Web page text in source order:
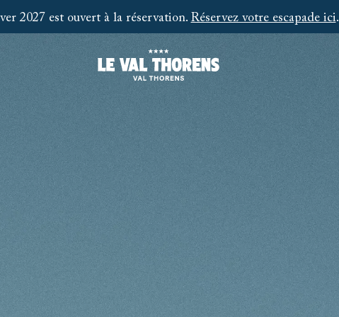
2027 est ouvert à la réservation. Réservez votre escapade ici.